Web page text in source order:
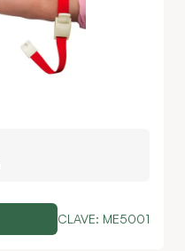
CLAVE: ME5001